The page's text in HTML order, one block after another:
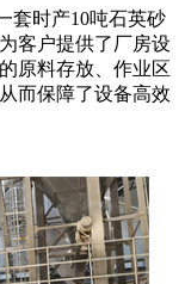
套时产10吨石英砂
客户提供了厂房设
原料存放、作业区
而保障了设备高效